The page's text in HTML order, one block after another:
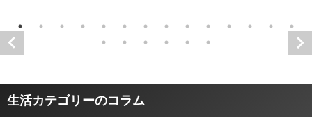
生活カテゴリーのコラム